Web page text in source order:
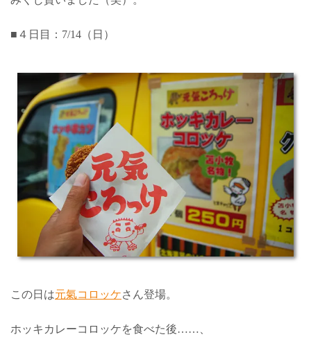
■４日目：7/14（日）
この日は元氣コロッケさん登場。
ホッキカレーコロッケを食べた後……、